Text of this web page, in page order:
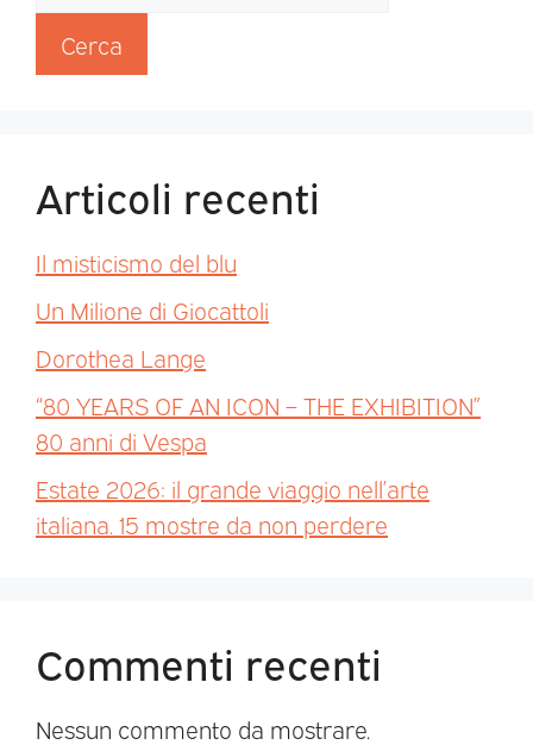
Cerca
Articoli recenti
Il misticismo del blu
Un Milione di Giocattoli
Dorothea Lange
“80 YEARS OF AN ICON – THE EXHIBITION”
80 anni di Vespa
Estate 2026: il grande viaggio nell’arte
italiana. 15 mostre da non perdere
Commenti recenti
Nessun commento da mostrare.